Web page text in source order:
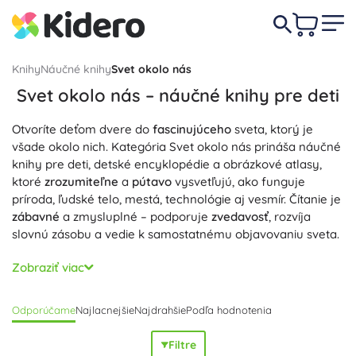
KnihyNáučné knihySvet okolo nás
Svet okolo nás – náučné knihy pre deti
Otvoríte deťom dvere do fascinujúceho sveta, ktorý je
všade okolo nich. Kategória Svet okolo nás prináša náučné
knihy pre deti, detské encyklopédie a obrázkové atlasy,
ktoré zrozumiteľne a pútavo vysvetľujú, ako funguje
príroda, ľudské telo, mestá, technológie aj vesmír. Čítanie je
zábavné a zmysluplné – podporuje zvedavosť, rozvíja
slovnú zásobu a vedie k samostatnému objavovaniu sveta.
Vyberajte tituly s
prehľadnými mapami
a odpovede, jednoduché experimenty a STEM aktivity; pre
predškolákov aj školákov sa hodia veľké formáty, tvrdé
akvalitný papier
Zobraziť viac
OdporúčameNajlacnejšieNajdrahšiePodľa hodnotenia
Filtre